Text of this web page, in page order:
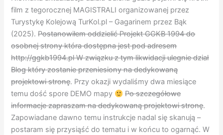
film z tegorocznej MAGISTRALI organizowanej przez
Turystykę Kolejową TurKol.pl – Gagarinem przez Bąk
(2025).Postanowiłem oddzielić Projekt GGKB 1994 do
osobnej strony która dostępna jest pod adresem
http://ggkb1994.pl W związku z tym likwidacji ulegnie dział
Blog który zostanie przeniesiony na dedykowaną
projektowi stronę. Przy okazji wydaliśmy dwa miesiące
temu dość spore DEMO mapy
Po szczegółowe
informacje zapraszam na dedykowaną projektowi stronę.
Zapowiadane dawno temu instrukcje nadal się skanują –
postaram się przysiąść do tematu i w końcu to ogarnąć. W